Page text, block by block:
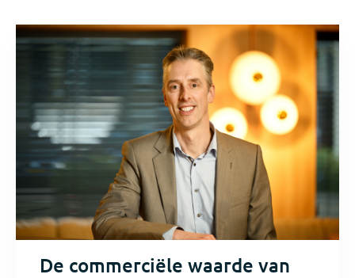
De commerciële waarde van